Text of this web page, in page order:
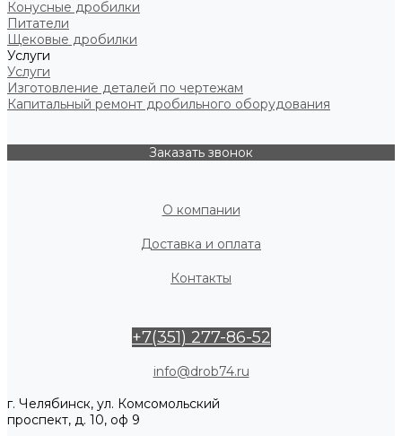
Конусные дробилки
Питатели
Щековые дробилки
Услуги
Услуги
Изготовление деталей по чертежам
Капитальный ремонт дробильного оборудования
Заказать звонок
О компании
Доставка и оплата
Контакты
+7(351) 277-86-52
info@drob74.ru
г. Челябинск, ул. Комсомольский
проспект, д. 10, оф 9